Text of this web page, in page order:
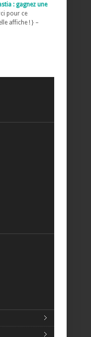
: gagnez une
pour ce
affiche ! } –